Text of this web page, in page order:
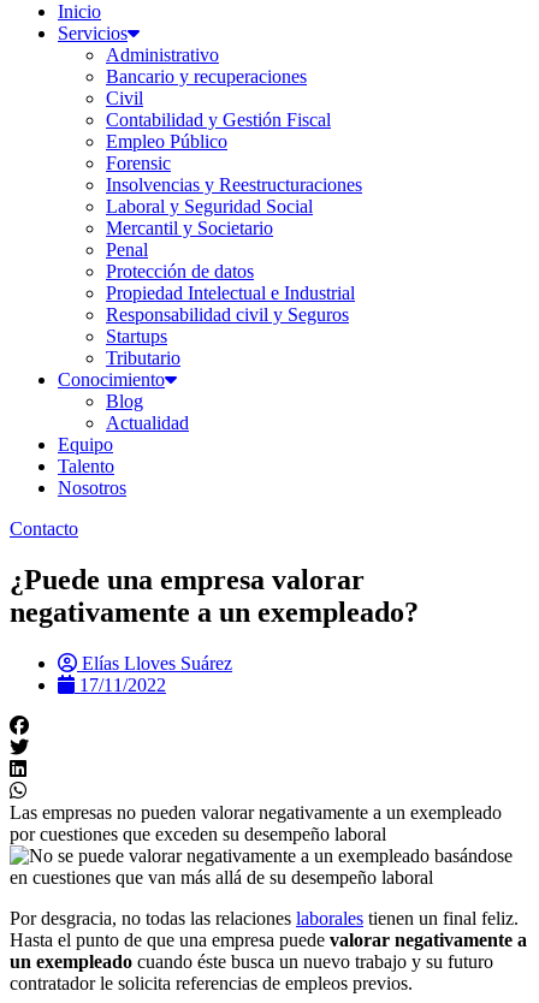
Inicio
Servicios
Administrativo
Bancario y recuperaciones
Civil
Contabilidad y Gestión Fiscal
Empleo Público
Forensic
Insolvencias y Reestructuraciones
Laboral y Seguridad Social
Mercantil y Societario
Penal
Protección de datos
Propiedad Intelectual e Industrial
Responsabilidad civil y Seguros
Startups
Tributario
Conocimiento
Blog
Actualidad
Equipo
Talento
Nosotros
Contacto
¿Puede una empresa valorar
negativamente a un exempleado?
Elías Lloves Suárez
17/11/2022
Las empresas no pueden valorar negativamente a un exempleado
por cuestiones que exceden su desempeño laboral
Por desgracia, no todas las relaciones laborales tienen un final feliz.
Hasta el punto de que una empresa puede valorar negativamente a
un exempleado cuando éste busca un nuevo trabajo y su futuro
contratador le solicita referencias de empleos previos.